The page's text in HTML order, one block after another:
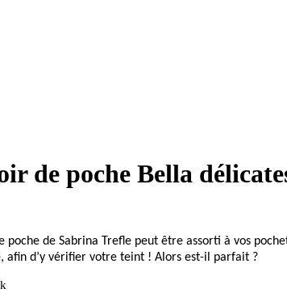
de poche Bella
poche de Sabrina Trefle peut être assorti à vos
afin d’y vérifier votre teint ! Alors est-il parfait ?